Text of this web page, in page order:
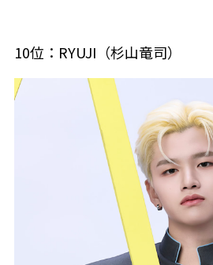
10位：RYUJI（杉山竜司）